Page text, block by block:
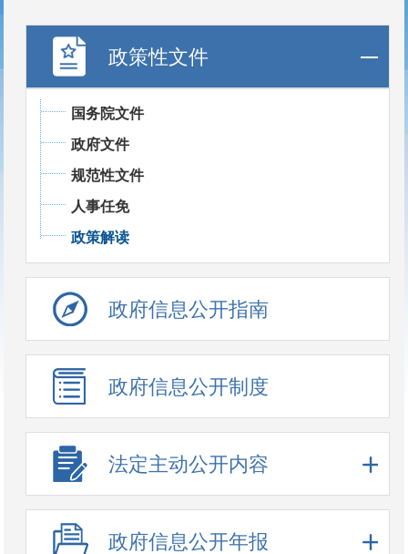
政策性文件
国务院文件
政府文件
规范性文件
人事任免
政策解读
政府信息公开指南
政府信息公开制度
法定主动公开内容
政府信息公开年报